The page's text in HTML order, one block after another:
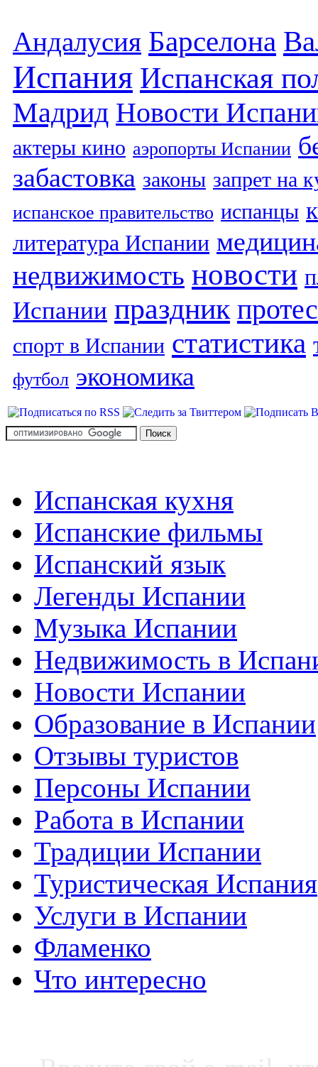
Андалусия Барселона
Испания Испанская
Мадрид Новости
актеры кино аэропорты Испании
забастовка законы запрет на
испанское правительство испанцы
литература Испании
недвижимость новости
Испании праздник
спорт в Испании статистика
футбол экономика
Испанская кухня
Испанские фильмы
Испанский язык
Легенды Испании
Музыка Испании
Недвижимость в
Новости Испании
Образование в Испании
Отзывы туристов
Персоны Испании
Работа в Испании
Традиции Испании
Туристическая Испания
Услуги в Испании
Фламенко
Что интересно